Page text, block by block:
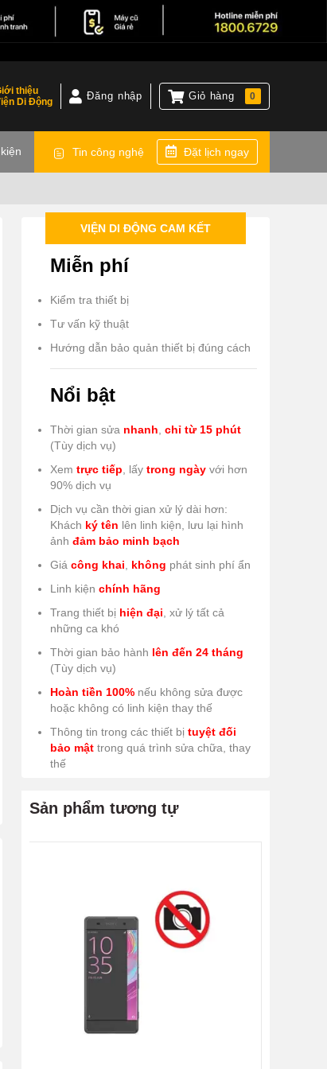
thiệu
Di Động
Đăng nhập Giỏ hàng 0
Tin công nghệ Đặt lịch ngay
VIỆN DI ĐỘNG CAM KẾT
Miễn phí
Kiểm tra thiết bị
Tư vấn kỹ thuật
Hướng dẫn bảo quản thiết bị đúng cách
Nổi bật
Thời gian sửa nhanh chỉ từ 15 phút
(Tùy dịch vụ)
Xem trực tiếp , lấy trong ngày với hơn
90% dịch vụ
Dịch vụ cần thời gian xử lý dài hơn:
Khách ký tên lên linh kiện, lưu lại hình
ảnh đảm bảo minh bạch
Giá công khai không phát sinh phí ẩn
Linh kiện chính hãng
Trang thiết bị hiện đại , xử lý tất cả
những ca khó
Thời gian bảo hành lên đến 24 tháng
(Tùy dịch vụ)
Hoàn tiền 100% nếu không sửa được
hoặc không có linh kiện thay thế
Thông tin trong các thiết bị tuyệt đối
bảo mật trong quá trình sửa chữa, thay
thế
Sản phẩm tương tự